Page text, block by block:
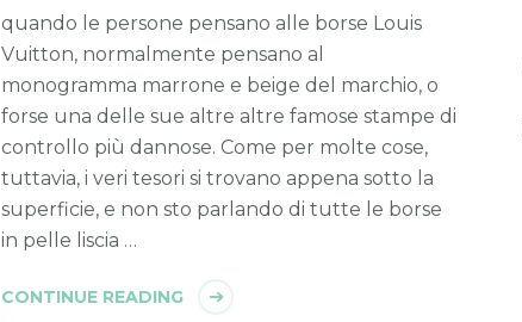
quando le persone pensano alle borse Louis
Vuitton, normalmente pensano al
monogramma marrone e beige del marchio, o
forse una delle sue altre altre famose stampe di
controllo più dannose. Come per molte cose,
tuttavia, i veri tesori si trovano appena sotto la
superficie, e non sto parlando di tutte le borse
in pelle liscia …
CONTINUE READING